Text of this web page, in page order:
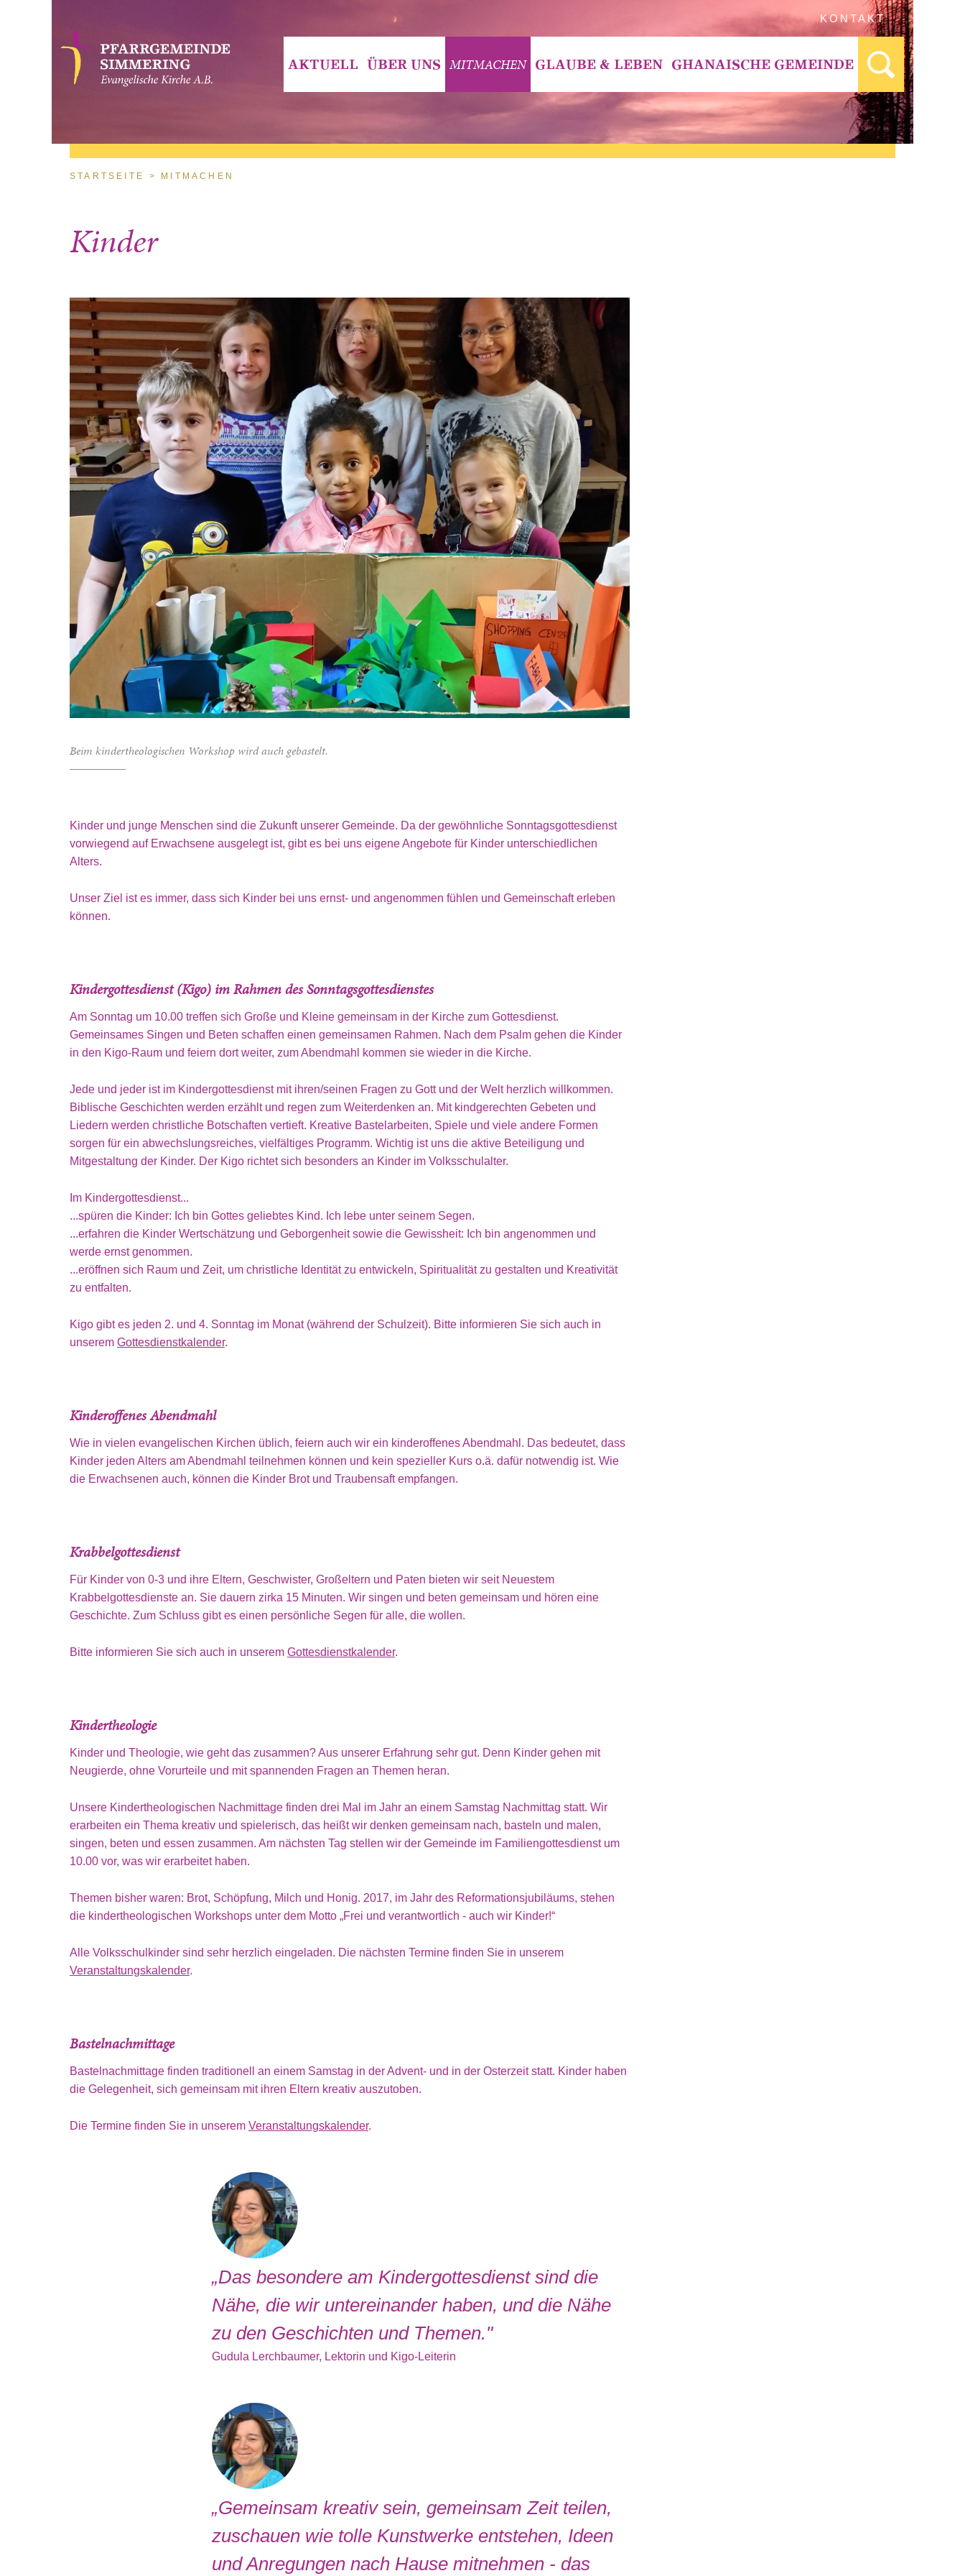
KONTAKT
AKTUELL ÜBER UNS MITMACHEN GLAUBE & LEBEN GHANAISCHE GEMEINDE
Sie sind hier
STARTSEITE MITMACHEN
Kinder
Beim kindertheologischen Workshop wird auch gebastelt.
Kinder und junge Menschen sind die Zukunft unserer Gemeinde. Da der gewöhnliche Sonntagsgottesdienst
vorwiegend auf Erwachsene ausgelegt ist, gibt es bei uns eigene Angebote für Kinder unterschiedlichen
Alters.
Unser Ziel ist es immer, dass sich Kinder bei uns ernst- und angenommen fühlen und Gemeinschaft erleben
können.
Kindergottesdienst (Kigo) im Rahmen des Sonntagsgottesdienstes
Am Sonntag um 10.00 treffen sich Große und Kleine gemeinsam in der Kirche zum Gottesdienst.
Gemeinsames Singen und Beten schaffen einen gemeinsamen Rahmen. Nach dem Psalm gehen die Kinder
in den Kigo-Raum und feiern dort weiter, zum Abendmahl kommen sie wieder in die Kirche.
Jede und jeder ist im Kindergottesdienst mit ihren/seinen Fragen zu Gott und der Welt herzlich willkommen.
Biblische Geschichten werden erzählt und regen zum Weiterdenken an. Mit kindgerechten Gebeten und
Liedern werden christliche Botschaften vertieft. Kreative Bastelarbeiten, Spiele und viele andere Formen
sorgen für ein abwechslungsreiches, vielfältiges Programm. Wichtig ist uns die aktive Beteiligung und
Mitgestaltung der Kinder. Der Kigo richtet sich besonders an Kinder im Volksschulalter.
Im Kindergottesdienst...
...spüren die Kinder: Ich bin Gottes geliebtes Kind. Ich lebe unter seinem Segen.
...erfahren die Kinder Wertschätzung und Geborgenheit sowie die Gewissheit: Ich bin angenommen und
werde ernst genommen.
...eröffnen sich Raum und Zeit, um christliche Identität zu entwickeln, Spiritualität zu gestalten und Kreativität
zu entfalten.
Kigo gibt es jeden 2. und 4. Sonntag im Monat (während der Schulzeit). Bitte informieren Sie sich auch in
unserem Gottesdienstkalender.
Kinderoffenes Abendmahl
Wie in vielen evangelischen Kirchen üblich, feiern auch wir ein kinderoffenes Abendmahl. Das bedeutet, dass
Kinder jeden Alters am Abendmahl teilnehmen können und kein spezieller Kurs o.ä. dafür notwendig ist. Wie
die Erwachsenen auch, können die Kinder Brot und Traubensaft empfangen.
Krabbelgottesdienst
Für Kinder von 0-3 und ihre Eltern, Geschwister, Großeltern und Paten bieten wir seit Neuestem
Krabbelgottesdienste an. Sie dauern zirka 15 Minuten. Wir singen und beten gemeinsam und hören eine
Geschichte. Zum Schluss gibt es einen persönliche Segen für alle, die wollen.
Bitte informieren Sie sich auch in unserem Gottesdienstkalender.
Kindertheologie
Kinder und Theologie, wie geht das zusammen? Aus unserer Erfahrung sehr gut. Denn Kinder gehen mit
Neugierde, ohne Vorurteile und mit spannenden Fragen an Themen heran.
Unsere Kindertheologischen Nachmittage finden drei Mal im Jahr an einem Samstag Nachmittag statt. Wir
erarbeiten ein Thema kreativ und spielerisch, das heißt wir denken gemeinsam nach, basteln und malen,
singen, beten und essen zusammen. Am nächsten Tag stellen wir der Gemeinde im Familiengottesdienst um
10.00 vor, was wir erarbeitet haben.
Themen bisher waren: Brot, Schöpfung, Milch und Honig. 2017, im Jahr des Reformationsjubiläums, stehen
die kindertheologischen Workshops unter dem Motto „Frei und verantwortlich - auch wir Kinder!“
Alle Volksschulkinder sind sehr herzlich eingeladen. Die nächsten Termine finden Sie in unserem
Veranstaltungskalender.
Bastelnachmittage
Bastelnachmittage finden traditionell an einem Samstag in der Advent- und in der Osterzeit statt. Kinder haben
die Gelegenheit, sich gemeinsam mit ihren Eltern kreativ auszutoben.
Die Termine finden Sie in unserem Veranstaltungskalender.
„Das besondere am Kindergottesdienst sind die
Nähe, die wir untereinander haben, und die Nähe
zu den Geschichten und Themen."
Gudula Lerchbaumer, Lektorin und Kigo-Leiterin
„Gemeinsam kreativ sein, gemeinsam Zeit teilen,
zuschauen wie tolle Kunstwerke entstehen, Ideen
und Anregungen nach Hause mitnehmen - das